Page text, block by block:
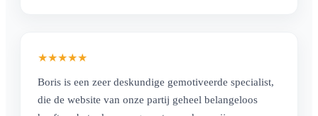
★★★★★
Boris is een zeer deskundige gemotiveerde specialist,
die de website van onze partij geheel belangeloos